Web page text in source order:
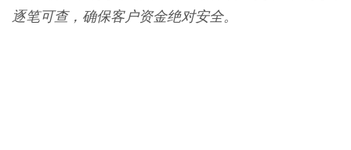
逐笔可查，确保客户资金绝对安全。